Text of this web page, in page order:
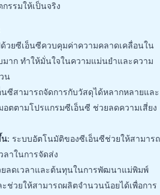
รรมให้เป็นจริง
วยซีเอ็นซีควบคุมค่าความคลาดเคลื่อนใน
าก ทำให้มั่นใจในความแม่นยำและความ
น
นซีสามารถจัดการกับวัสดุได้หลากหลายและ
ตตามโปรแกรมซีเอ็นซี ช่วยลดความเสี่ยง
: ระบบอัตโนมัติของซีเอ็นซีช่วยให้สามารถ
ลาในการจัดส่ง
ลดเวลาและต้นทุนในการพัฒนาแม่พิมพ์
ช่วยให้สามารถผลิตจำนวนน้อยได้เพื่อการ